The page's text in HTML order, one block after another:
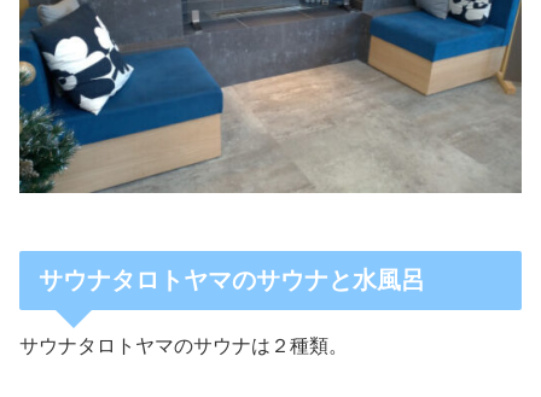
サウナタロトヤマのサウナと水風呂
サウナタロトヤマのサウナは２種類。